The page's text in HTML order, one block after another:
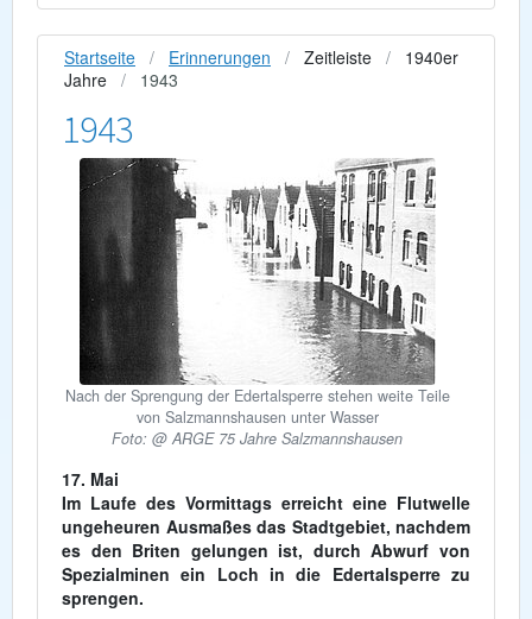
Startseite Erinnerungen Zeitleiste
1940er
Jahre
1943
1943
Nach der Sprengung der Edertalsperre stehen weite Teile
von Salzmannshausen unter Wasser
Foto: @ ARGE 75 Jahre Salzmannshausen
17. Mai
Im Laufe des Vormittags erreicht eine Flutwelle
ungeheuren Ausmaßes das Stadtgebiet, nachdem
es den Briten gelungen ist, durch Abwurf von
Spezialminen ein Loch in die Edertalsperre zu
sprengen.